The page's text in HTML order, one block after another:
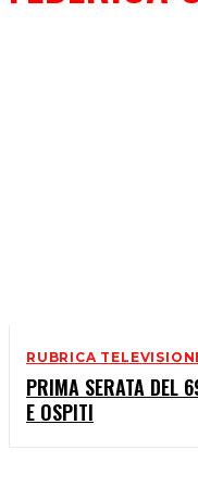
RUBRICA
PRIMA SERATA DEL
E OSPITI